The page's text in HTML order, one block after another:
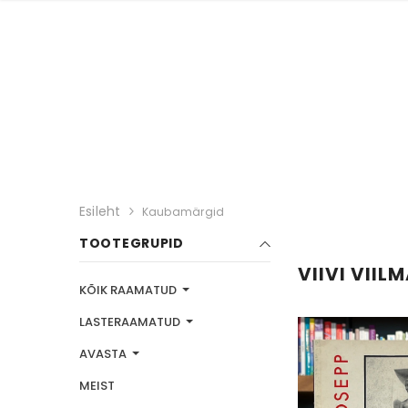
Esileht Kaubamärgid
TOOTEGRUPID
KÕIK RAAMATUD
LASTERAAMATUD
AVASTA
MEIST
VIIVI